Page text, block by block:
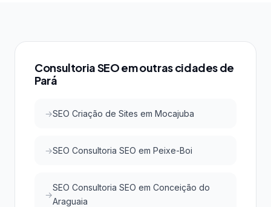
Google Maps com investimento acessível, atraindo
Consultoria SEO em outras cidades de
Pará
SEO Criação de Sites em Mocajuba
SEO Consultoria SEO em Peixe-Boi
SEO Consultoria SEO em Conceição do
Araguaia